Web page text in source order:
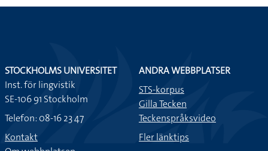
STOCKHOLMS UNIVERSITET
Inst. för lingvistik
SE-106 91 Stockholm
Telefon: 08-16 23 47
Kontakt
ANDRA WEBBPLATSER
STS-korpus
Gilla Tecken
Teckenspråksvideo
Fler länktips